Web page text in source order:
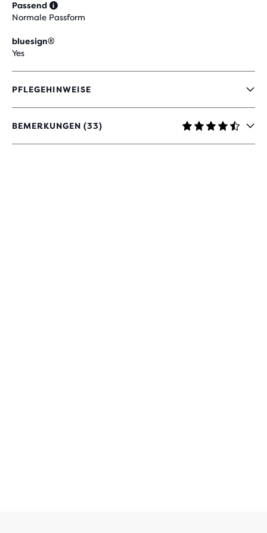
Passend
Normale Passform
bluesign®
Yes
PFLEGEHINWEISE
BEMERKUNGEN (33)
4,3
VON